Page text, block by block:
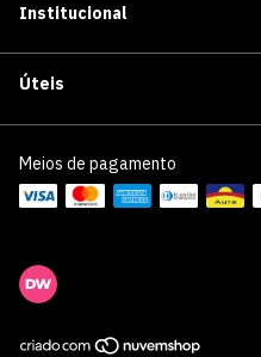
Institucional
Úteis
Meios de pagamento